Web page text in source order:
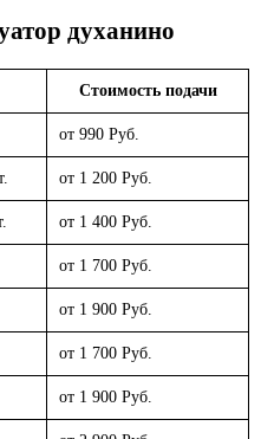
духанино
Стоимость подачи
от 990 Руб.
от 1 200 Руб.
от 1 400 Руб.
от 1 700 Руб.
от 1 900 Руб.
от 1 700 Руб.
от 1 900 Руб.